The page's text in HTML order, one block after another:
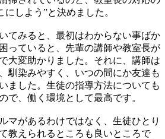
しよう”と決めました。
てみると、最初はわからない事ばか
っていると、先輩の講師や教室長が
大変助かりました。それに、講師は
馴染みやすく、いつの間にか友達も
ました。生徒の指導方法についても
で、働く環境として最高です。
マがあるわけではなく、生徒ひとり
教えられるところも良いところで